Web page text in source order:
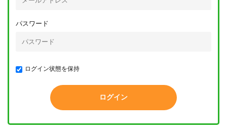
パスワード
ログイン状態を保持